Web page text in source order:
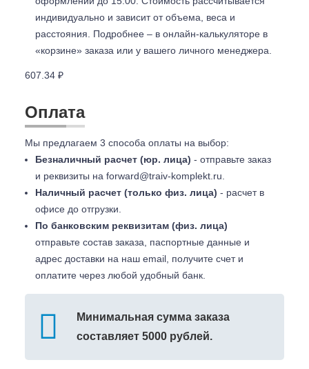
индивидуально и зависит от объема, веса и
расстояния. Подробнее – в онлайн-калькуляторе в
«корзине» заказа или у вашего личного менеджера.
607.34 ₽
Оплата
Мы предлагаем 3 способа оплаты на выбор:
Безналичный расчет (юр. лица) - отправьте заказ
и реквизиты на forward@traiv-komplekt.ru
Наличный расчет (только физ. лица) - расчет в
офисе до отгрузки.
По банковским реквизитам (физ. лица)
отправьте состав заказа, паспортные данные и
адрес доставки на наш email, получите счет и
оплатите через любой удобный банк.
Минимальная сумма заказа
составляет 5000 рублей.